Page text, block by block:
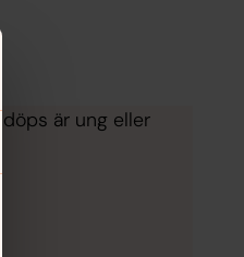
är ung eller